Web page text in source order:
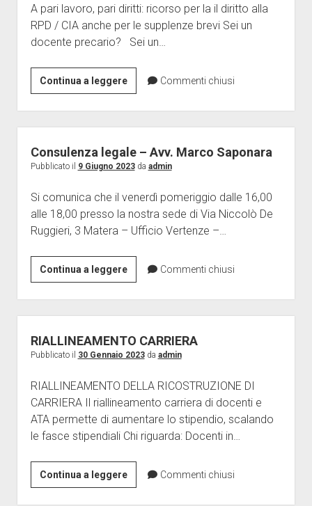
linea:
tutti
precari
ne
hanno
diritto.
avanti
vertenze
A pari lavoro, pari diritti: ricorso per la il diritto alla
RPD / CIA anche per le supplenze brevi Sei un
docente precario? Sei un…
Continua a leggereRicorso
per
ottenere
RPD
docenti
e
ata
Commenti chiusi
Consulenza legale – Avv. Marco Saponara
Pubblicato il 9 Giugno 2023da admin
Si comunica che il venerdì pomeriggio dalle 16,00
alle 18,00 presso la nostra sede di Via Niccolò De
Ruggieri, 3 Matera – Ufficio Vertenze –…
Continua a leggereConsulenza
legale
–
Avv.
Marco
Saponara
Commenti chiusi
RIALLINEAMENTO CARRIERA
Pubblicato il 30 Gennaio 2023da admin
RIALLINEAMENTO DELLA RICOSTRUZIONE DI
CARRIERA Il riallineamento carriera di docenti e
ATA permette di aumentare lo stipendio, scalando
le fasce stipendiali Chi riguarda: Docenti in…
Continua a leggereRIALLINEAMENTO
CARRIERA
Commenti chiusi